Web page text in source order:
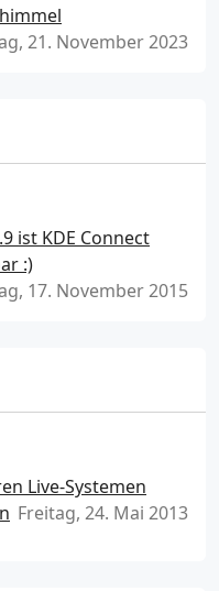
21. November 2023
ist KDE Connect
:)
17. November 2015
Live-Systemen
Freitag, 24. Mai 2013